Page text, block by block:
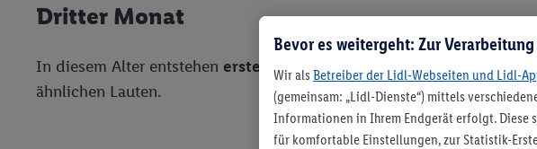
Dritter Monat
In diesem Alter entstehen erste Kehllaute
. Die Zunge bewegt sich
ähnlichen Lauten.
Bevor es weitergeht: Zur
Wir als Betreiber der Lidl-Webseiten und Lidl-
(gemeinsam: „Lidl-Dienste“) mittels
Informationen in Ihrem Endgerät erfolgt. Diese
für komfortable Einstellungen, zur Statistik-